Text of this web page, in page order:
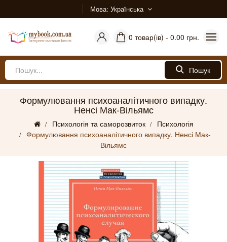
Мова Українська
0 товар(ів) - 0.00 грн.
Пошук
Формулювання психоаналітичного випадку.
Ненсі Мак-Вільямс
Психологія та саморозвиток
Психологія
Формулювання психоаналітичного випадку. Ненсі Мак-
Вільямс